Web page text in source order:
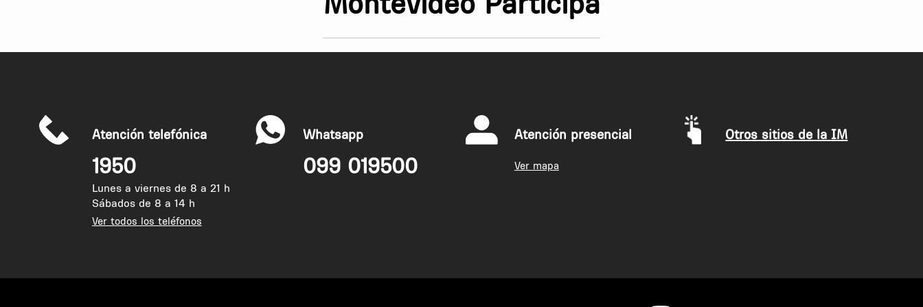
Muchos automóviles realizan ese giro y esto sería posible si se implementa el punto
Atención telefónica
1950
Lunes a viernes de 8 a 21 h
Sábados de 8 a 14 h
Ver todos los teléfonos
Whatsapp
099 019500
Atención presencial
Ver mapa
Otros sitios de la IM